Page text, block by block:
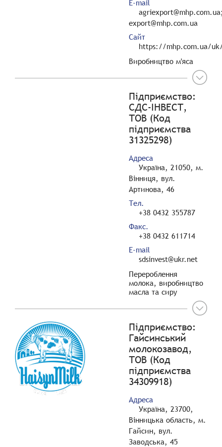
E-mail
export@mhp.com.ua
Сайт
https://mhp.com.ua/
Виробництво м'яса
Підприємство:
СДС-ІНВЕСТ,
ТОВ (Код
підприємства
31325298)
Адреса
Україна, 21050, м.
Вінниця, вул.
Артинова, 46
Тел.
+38 0432 355787
Факс.
+38 0432 611714
E-mail
sdsinvest@ukr.net
Перероблення
молока, виробництво
масла та сиру
Підприємство:
Гайсинський
молокозавод,
ТОВ (Код
підприємства
34309918)
Адреса
Україна, 23700,
Вінницька область, м.
Гайсин, вул.
Заводська, 45